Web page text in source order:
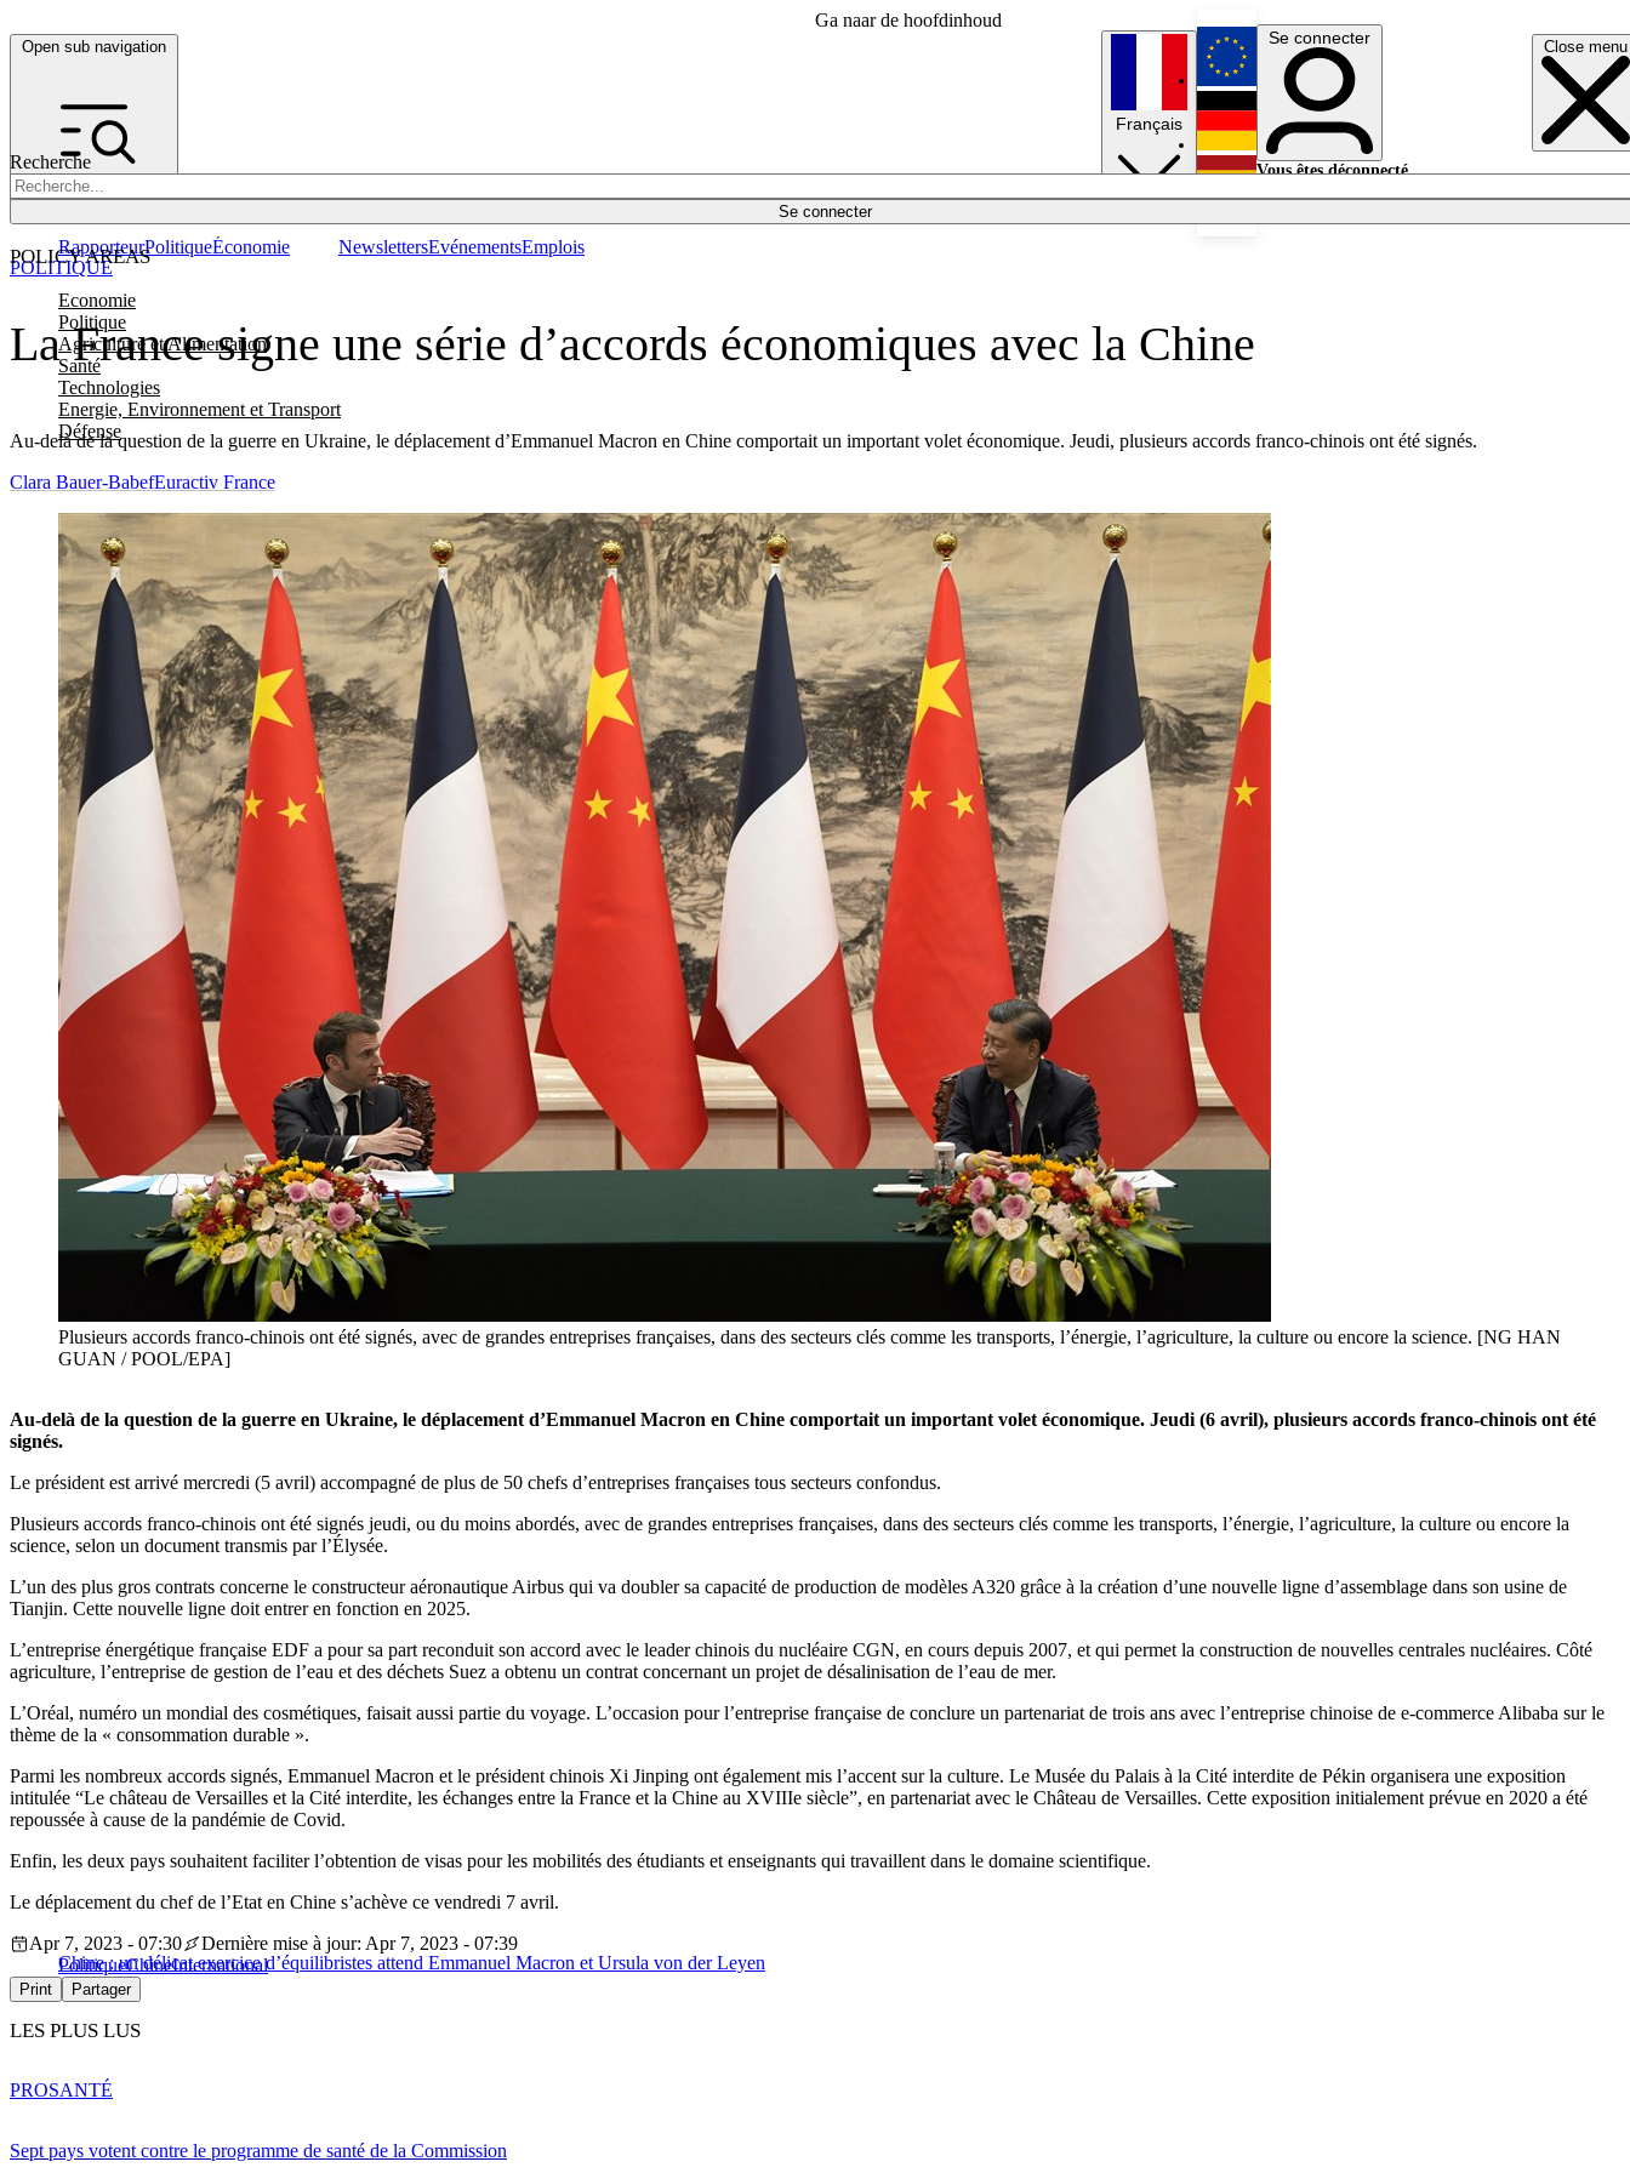
Ga naar de hoofdinhoud
Open sub navigation Close menu
Recherche
Se connecter
POLICY AREAS
Economie
Politique
Agriculture et Alimentation
Santé
Technologies
Energie, Environnement et Transport
Défense
RapporteurPolitiqueÉconomie NewslettersEvénementsEmplois
Français
English
Deutsch
Se connecter
Vous êtes déconnecté.
La France signe une série d’accords économiques avec la Chine
Au-delà de la question de la guerre en Ukraine, le déplacement d’Emmanuel Macron en Chine comportait un important volet économique. Jeudi, plusieurs accords franco-chinois ont été signés.
POLITIQUE
Clara Bauer-BabefEuractiv France
Plusieurs accords franco-chinois ont été signés, avec de grandes entreprises françaises, dans des secteurs clés comme les transports, l’énergie, l’agriculture, la culture ou encore la science. [NG HAN
GUAN / POOL/EPA]
Au-delà de la question de la guerre en Ukraine, le déplacement d’Emmanuel Macron en Chine comportait un important volet économique. Jeudi (6 avril), plusieurs accords franco-chinois ont été
signés.
Le président est arrivé mercredi (5 avril) accompagné de plus de 50 chefs d’entreprises françaises tous secteurs confondus.
Plusieurs accords franco-chinois ont été signés jeudi, ou du moins abordés, avec de grandes entreprises françaises, dans des secteurs clés comme les transports, l’énergie, l’agriculture, la culture ou encore la
science, selon un document transmis par l’Élysée.
L’un des plus gros contrats concerne le constructeur aéronautique Airbus qui va doubler sa capacité de production de modèles A320 grâce à la création d’une nouvelle ligne d’assemblage dans son usine de
Tianjin. Cette nouvelle ligne doit entrer en fonction en 2025.
L’entreprise énergétique française EDF a pour sa part reconduit son accord avec le leader chinois du nucléaire CGN, en cours depuis 2007, et qui permet la construction de nouvelles centrales nucléaires. Côté
agriculture, l’entreprise de gestion de l’eau et des déchets Suez a obtenu un contrat concernant un projet de désalinisation de l’eau de mer.
L’Oréal, numéro un mondial des cosmétiques, faisait aussi partie du voyage. L’occasion pour l’entreprise française de conclure un partenariat de trois ans avec l’entreprise chinoise de e-commerce Alibaba sur le
thème de la « consommation durable ».
Parmi les nombreux accords signés, Emmanuel Macron et le président chinois Xi Jinping ont également mis l’accent sur la culture. Le Musée du Palais à la Cité interdite de Pékin organisera une exposition
intitulée “Le château de Versailles et la Cité interdite, les échanges entre la France et la Chine au XVIIIe siècle”, en partenariat avec le Château de Versailles. Cette exposition initialement prévue en 2020 a été
repoussée à cause de la pandémie de Covid.
Enfin, les deux pays souhaitent faciliter l’obtention de visas pour les mobilités des étudiants et enseignants qui travaillent dans le domaine scientifique.
Le déplacement du chef de l’Etat en Chine s’achève ce vendredi 7 avril.
Chine : un délicat exercice d’équilibristes attend Emmanuel Macron et Ursula von der Leyen
Apr 7, 2023 - 07:30
Dernière mise à jour: Apr 7, 2023 - 07:39
PolitiqueChineInternational
Print Partager
LES PLUS LUS
Sept pays votent contre le programme de santé de la Commission
PROSANTÉ